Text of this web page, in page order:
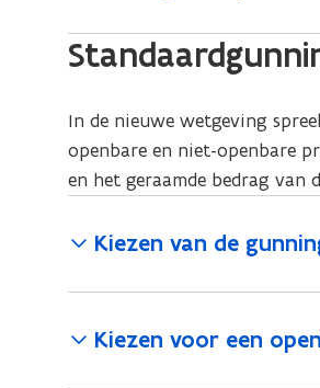
In de nieuwe wetgeving
openbare en niet-openbare
en het geraamde bedrag van
Kiezen van de
Kiezen voor een